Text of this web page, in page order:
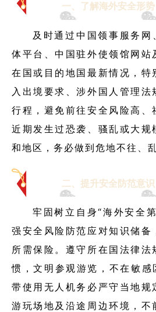
一、了解海外安全形势
及时通过中国领事服务
体平台、中国驻外使领馆网站
在国或目的地国最新情况，特
入出境要求、涉外国人管理
行程，避免前往安全风险高、
近期发生过恐袭、骚乱或大规
和地区，务必做到危地不往、
二、提升安全防范意识
牢固树立自身“海外安全
强安全风险防范应对知识储备
所需保险。遵守所在国法律法
惯，文明参观游览，不在敏
带使用无人机务必严守当地规
游玩场地及沿途周边环境，不